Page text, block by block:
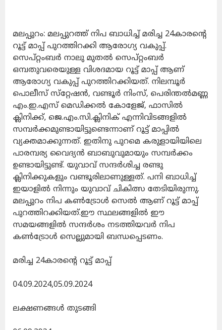
മലപ്പുറം: മലപ്പുറത്ത് നിപ ബാധിച്ച് മരിച്ച 24കാരന്‍റെ
റൂട്ട് മാപ്പ് പുറത്തിറക്കി ആരോഗ്യ വകുപ്പ്.
സെപ്റ്റംബര്‍ നാലു മുതല്‍ സെപ്റ്റംബര്‍
ഒമ്പതുവരെയുള്ള വിശദമായ റൂട്ട് മാപ്പ് ആണ്
ആരോഗ്യ വകുപ്പ് പുറത്തിറക്കിയത്. നിലമ്പൂർ
പൊലീസ് സ്‌റ്റേഷൻ, വണ്ടൂർ നിംസ്‌, പെരിന്തൽമണ്ണ
എം.ഇ.എസ് മെഡിക്കൽ കോളേജ്, ഫാസിൽ
ക്ലിനിക്ക്, ജെ.എം.സി.ക്ലിനിക് എന്നിവിടങ്ങളിൽ
സമ്പർക്കമുണ്ടായിട്ടുണ്ടെന്നാണ് റൂട്ട് മാപ്പിൽ
വ്യക്തമാക്കുന്നത്. ഇതിനു പുറമെ കരുളായിയിലെ
പാരമ്പര്യ വൈദ്യൻ ബാബുവുമായും സമ്പർക്കം
ഉണ്ടായിട്ടുണ്ട്. യുവാവ് സന്ദര്‍ശിച്ച രണ്ടു
ക്ലിനിക്കുകളും വണ്ടൂരിലാണുള്ളത്. പനി ബാധിച്ച്
ഇയാളിൽ നിന്നും യുവാവ് ചികിത്സ തേടിയിരുന്നു.
മലപ്പുറം നിപ കണ്‍ട്രോള്‍ സെല്‍ ആണ് റൂട്ട് മാപ്പ്
പുറത്തിറക്കിയത്.ഈ സ്ഥലങ്ങളിൽ ഈ
സമയങ്ങളില്‍ സന്ദര്‍ശം നടത്തിയവര്‍ നിപ
കണ്‍ട്രോള്‍ സെല്ലുമായി ബന്ധപ്പെടണം.
മരിച്ച 24കാരന്‍റെ റൂട്ട് മാപ്പ്
04.09.2024,05.09.2024
ലക്ഷണങ്ങൾ തുടങ്ങി